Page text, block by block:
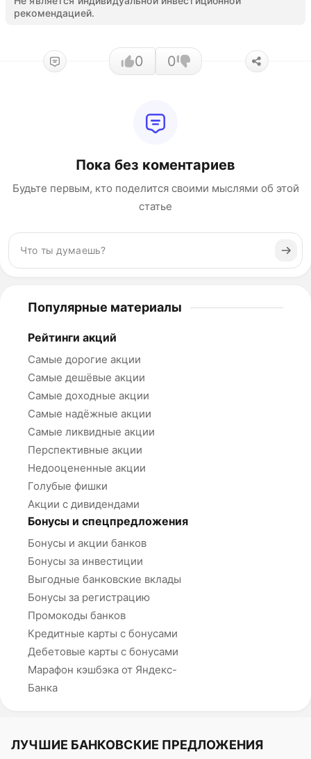
рекомендацией.
0 0
Пока без коментариев
Будьте первым, кто поделится своими мыслями об этой
статье
Популярные материалы
Рейтинги акций
Самые дорогие акции
Самые дешёвые акции
Самые доходные акции
Самые надёжные акции
Самые ликвидные акции
Перспективные акции
Недооцененные акции
Голубые фишки
Акции с дивидендами
Бонусы и спецпредложения
Бонусы и акции банков
Бонусы за инвестиции
Выгодные банковские вклады
Бонусы за регистрацию
Промокоды банков
Кредитные карты с бонусами
Дебетовые карты с бонусами
Марафон кэшбэка от Яндекс-
Банка
ЛУЧШИЕ БАНКОВСКИЕ ПРЕДЛОЖЕНИЯ